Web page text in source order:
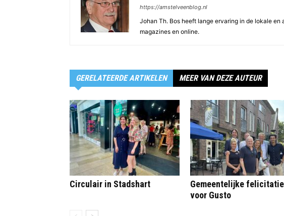
https://amstelveenblog.nl
Johan Th. Bos heeft lange ervaring in de lokale
magazines en online.
GERELATEERDE ARTIKELEN MEER VAN DEZE AUTEUR
Circulair in Stadshart
Gemeentelijke felicitatie
voor Gusto